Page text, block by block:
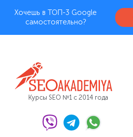
Хочешь в ТОП-3 Google
самостоятельно?
Курсы SEO №1 с 2014 года